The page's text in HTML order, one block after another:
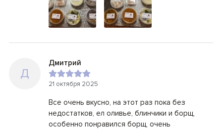
Д
Дмитрий
21 октября 2025
Все очень вкусно, на этот раз пока без
недостатков, ел оливье, блинчики и борщ,
особенно понравился борщ, очень